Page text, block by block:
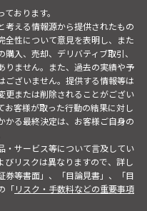
おります。
考える情報源から提供されたもの
全性について意見を表明し、また
入、売却、デリバティブ取引、
りません。また、過去の実績や予
ございません。提供する情報等は
更または削除されることがござい
お客様が取った行動の結果に対し
かる最終決定は、お客様ご自身の
・サービス等について言及してい
びリスクは異なりますので、詳し
券等書面」、「目論見書」、「目
「リスク・手数料などの重要事項